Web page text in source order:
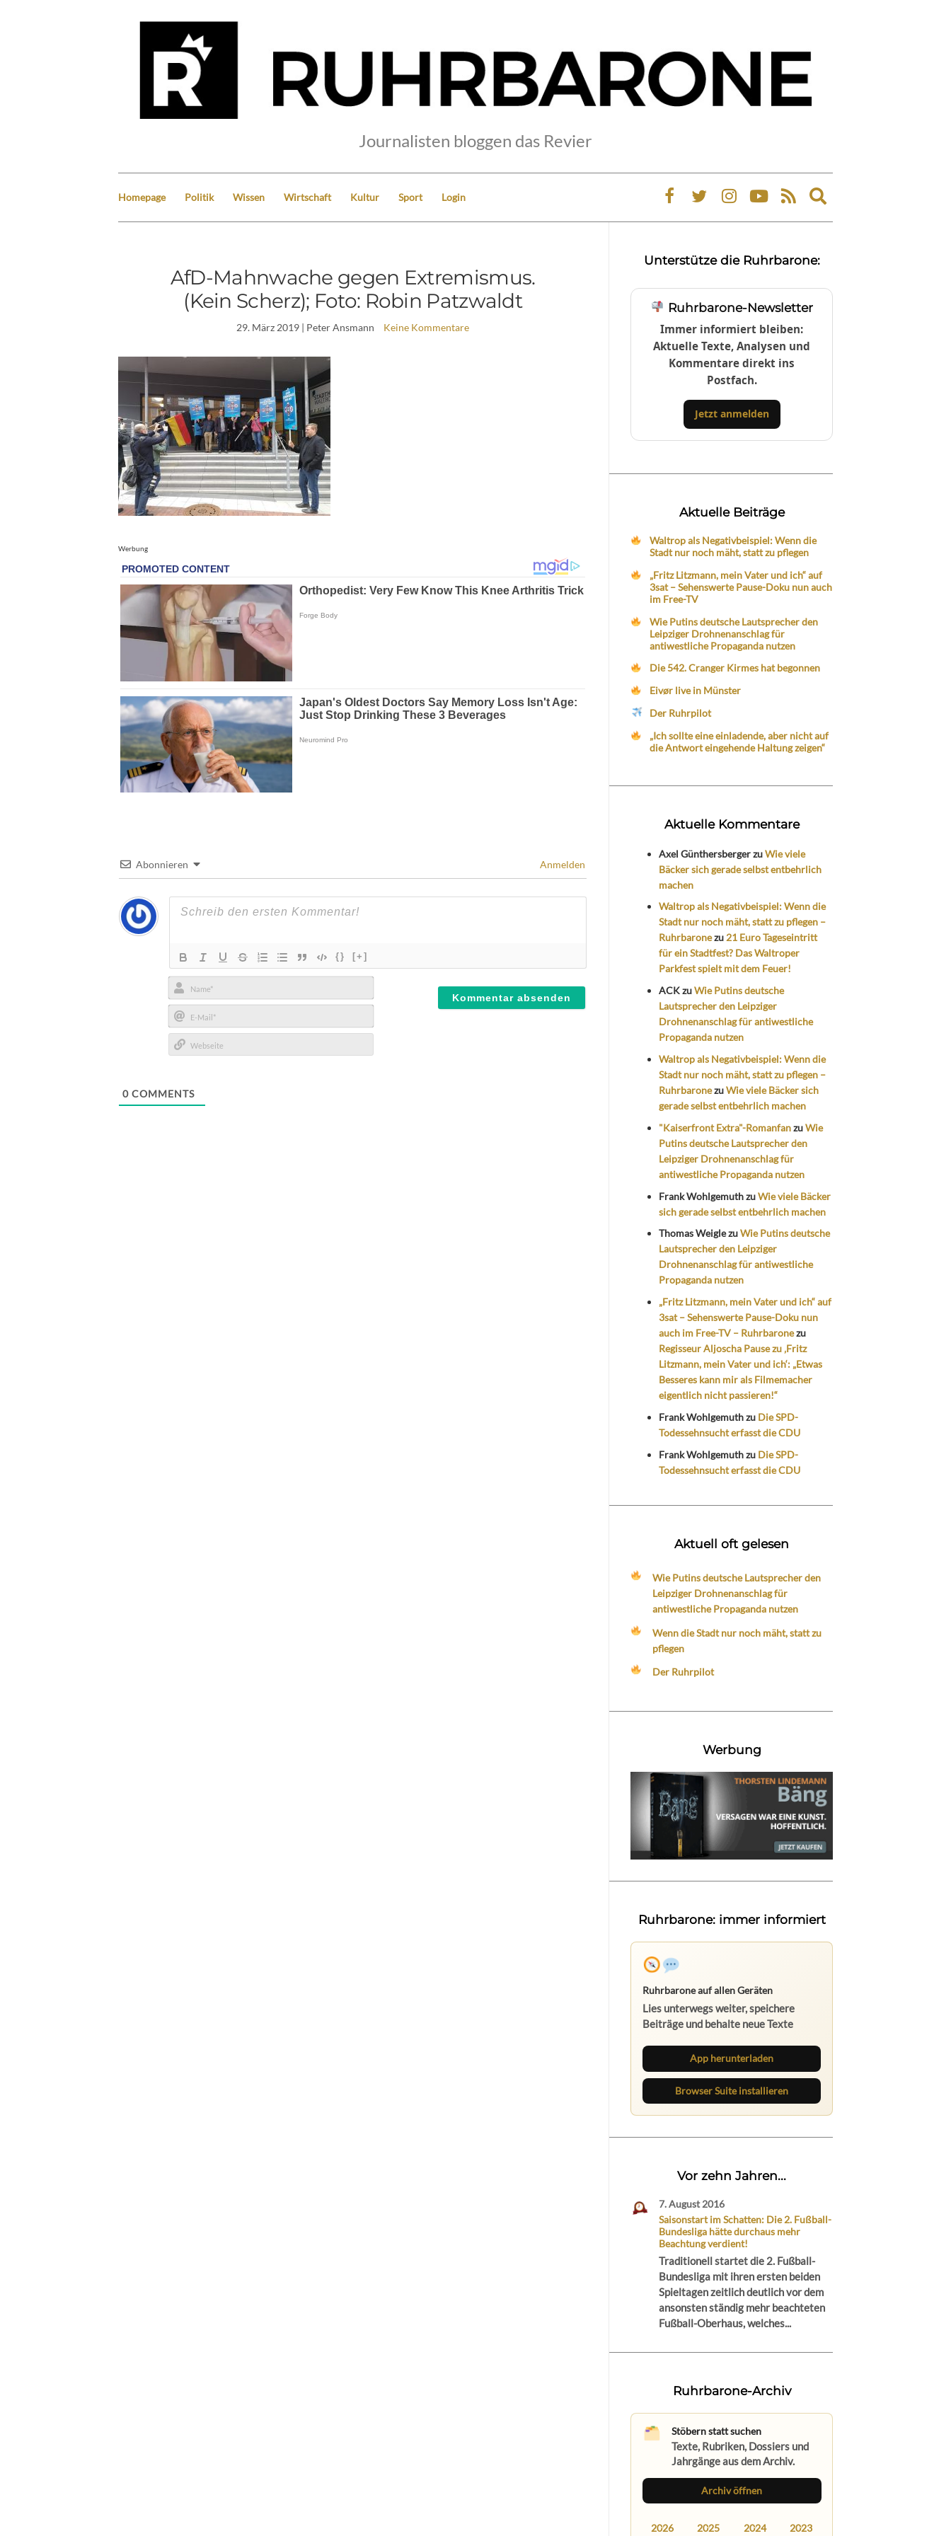
Journalisten bloggen das Revier
Homepage Politik Wissen Wirtschaft Kultur Sport Login
Expand
search
AfD-Mahnwache gegen Extremismus.
(Kein Scherz); Foto: Robin Patzwaldt
29. März 2019 | Peter Ansmann Keine Kommentare
Werbung
Abonnieren Anmelden
{} [+]
Name*
E-
Mail*
0 COMMENTS
Unterstütze die Ruhrbarone:
Ruhrbarone-Newsletter
Immer informiert bleiben:
Aktuelle Texte, Analysen und
Kommentare direkt ins
Postfach.
Jetzt anmelden
Aktuelle Beiträge
Waltrop als Negativbeispiel: Wenn die
Stadt nur noch mäht, statt zu pflegen
„Fritz Litzmann, mein Vater und ich“ auf
3sat – Sehenswerte Pause-Doku nun auch
im Free-TV
Wie Putins deutsche Lautsprecher den
Leipziger Drohnenanschlag für
antiwestliche Propaganda nutzen
Die 542. Cranger Kirmes hat begonnen
Eivør live in Münster
Der Ruhrpilot
„Ich sollte eine einladende, aber nicht auf
die Antwort eingehende Haltung zeigen“
Aktuelle Kommentare
Axel GünthersbergerzuWie viele
Bäcker sich gerade selbst entbehrlich
machen
Waltrop als Negativbeispiel: Wenn die
Stadt nur noch mäht, statt zu pflegen –
Ruhrbaronezu 21 Euro Tageseintritt
für ein Stadtfest? Das Waltroper
Parkfest spielt mit dem Feuer!
ACKzuWie Putins deutsche
Lautsprecher den Leipziger
Drohnenanschlag für antiwestliche
Propaganda nutzen
Waltrop als Negativbeispiel: Wenn die
Stadt nur noch mäht, statt zu pflegen –
RuhrbaronezuWie viele Bäcker sich
gerade selbst entbehrlich machen
"Kaiserfront Extra"-RomanfanzuWie
Putins deutsche Lautsprecher den
Leipziger Drohnenanschlag für
antiwestliche Propaganda nutzen
Frank WohlgemuthzuWie viele Bäcker
sich gerade selbst entbehrlich machen
Thomas WeiglezuWie Putins deutsche
Lautsprecher den Leipziger
Drohnenanschlag für antiwestliche
Propaganda nutzen
„Fritz Litzmann, mein Vater und ich“ auf
3sat – Sehenswerte Pause-Doku nun
auch im Free-TV – Ruhrbaronezu
Regisseur Aljoscha Pause zu ‚Fritz
Litzmann, mein Vater und ich‘: „Etwas
Besseres kann mir als Filmemacher
eigentlich nicht passieren!“
Frank Wohlgemuthzu Die SPD-
Todessehnsucht erfasst die CDU
Frank Wohlgemuthzu Die SPD-
Todessehnsucht erfasst die CDU
Aktuell oft gelesen
Wie Putins deutsche Lautsprecher den
Leipziger Drohnenanschlag für
antiwestliche Propaganda nutzen
Wenn die Stadt nur noch mäht, statt zu
pflegen
Der Ruhrpilot
Werbung
Ruhrbarone: immer informiert
Ruhrbarone auf allen Geräten
Lies unterwegs weiter, speichere
Beiträge und behalte neue Texte
App herunterladen
Browser Suite installieren
Vor zehn Jahren...
7. August 2016
Saisonstart im Schatten: Die 2. Fußball-
Bundesliga hätte durchaus mehr
Beachtung verdient!
Traditionell startet die 2. Fußball-
Bundesliga mit ihren ersten beiden
Spieltagen zeitlich deutlich vor dem
ansonsten ständig mehr beachteten
Fußball-Oberhaus, welches...
Ruhrbarone-Archiv
Stöbern statt suchen
Texte, Rubriken, Dossiers und
Jahrgänge aus dem Archiv.
Archiv öffnen
2026 2025 2024 2023